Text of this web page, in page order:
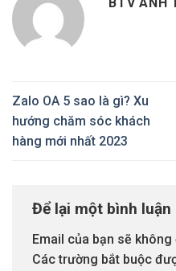
Zalo OA 5 sao là gì? Xu
hướng chăm sóc khách
hàng mới nhất 2023
Để lại một bình luận
Email của bạn sẽ
Các trường bắt buộc